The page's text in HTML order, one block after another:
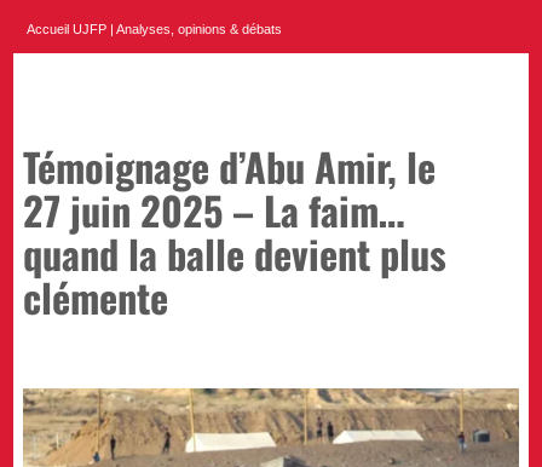
Accueil UJFP |Analyses, opinions & débats
Témoignage d’Abu Amir, le
27 juin 2025 – La faim…
quand la balle devient plus
clémente